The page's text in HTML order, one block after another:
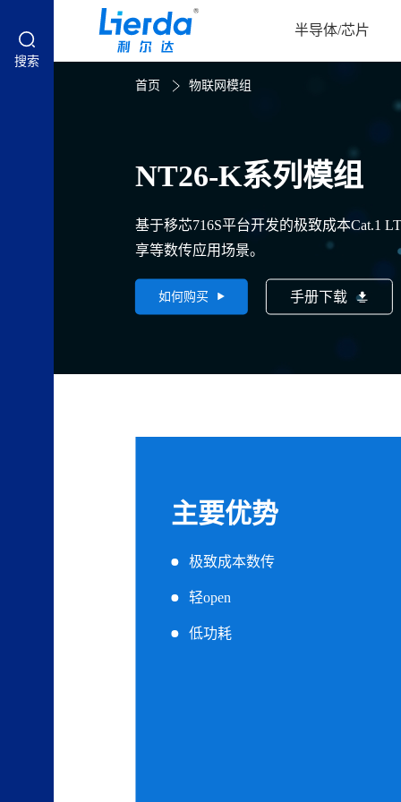
半导体/芯片
搜索
NT26-K系列模组
基于移芯716S平台开发的极致成本Cat.1
享等数传应用场景。
如何购买 手册下载
首页 物联网模组
主要优势
极致成本数传
轻open
低功耗